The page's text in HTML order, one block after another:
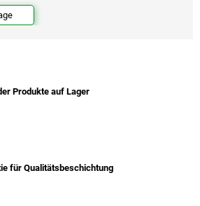
Produkte auf Lager
für Qualitätsbeschichtung